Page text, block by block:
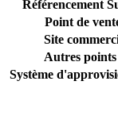
Référencement
Point de
Site
Autres points
Système